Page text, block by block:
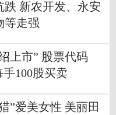
跌 新农开发、永安
等走强
上市” 股票代码
手100股买卖
”爱美女性 美丽田